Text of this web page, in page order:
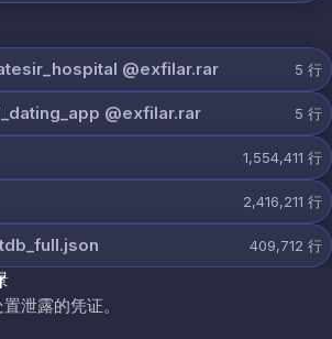
@exfilar.rar 5 行
@exfilar.rar 5 行
1,554,411 行
2,416,211 行
409,712 行
泄露的凭证。